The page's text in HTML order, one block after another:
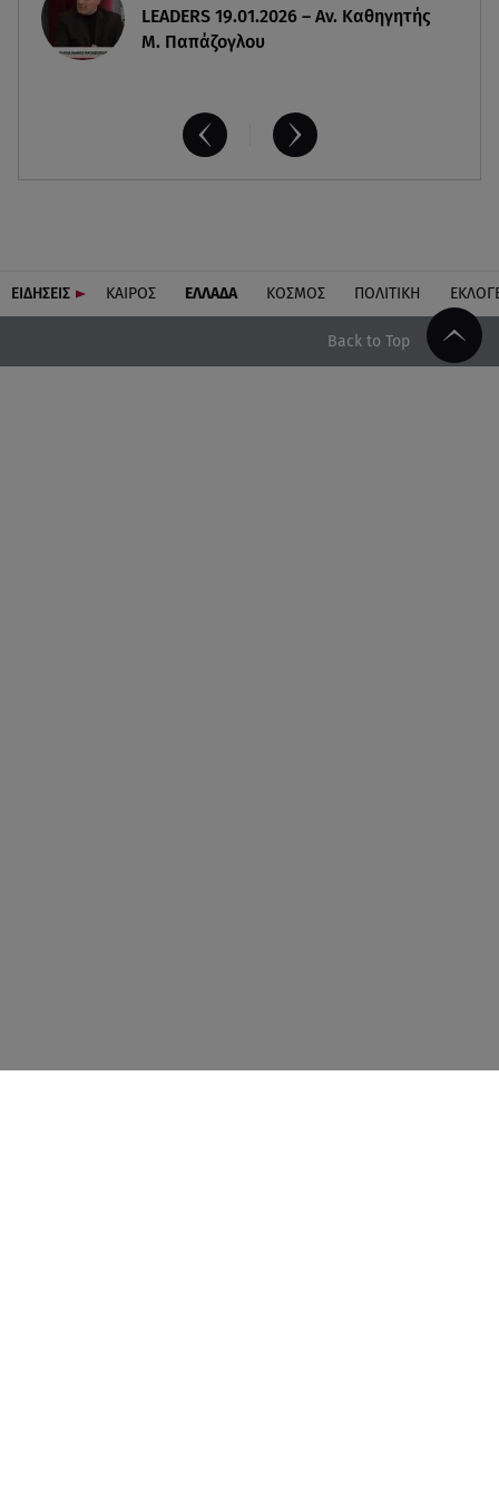
LEADERS 19.01.2026 – Αν. Καθηγητής
Μ. Παπάζογλου
ΕΙΔΗΣΕΙΣ ΚΑΙΡΟΣ ΕΛΛΑΔΑ ΚΟΣΜΟΣ ΠΟΛΙΤΙΚΗ
Back to Top